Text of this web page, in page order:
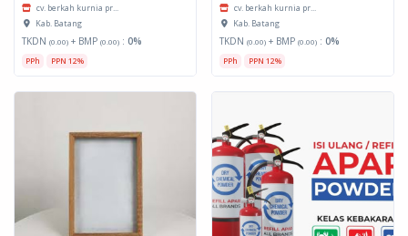
cv. berkah kurnia pr...
Kab. Batang
TKDN (0.00) + BMP (0.00) : 0%
PPh PPN 12%
cv. berkah kurnia pr...
Kab. Batang
TKDN (0.00) + BMP (0.00) : 0%
PPh PPN 12%